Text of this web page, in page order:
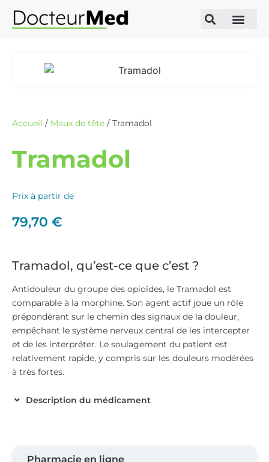
Accueil / Maux de tête / Tramadol
Tramadol
Prix à partir de
79,70 €
Tramadol, qu’est-ce que c’est ?
Antidouleur du groupe des opioïdes, le Tramadol est
comparable à la morphine. Son agent actif joue un rôle
prépondérant sur le chemin des signaux de la douleur,
empêchant le système nerveux central de les intercepter
et de les interpréter. Le soulagement du patient est
relativement rapide, y compris sur les douleurs modérées
à très fortes.
Description du médicament
Pharmacie en ligne